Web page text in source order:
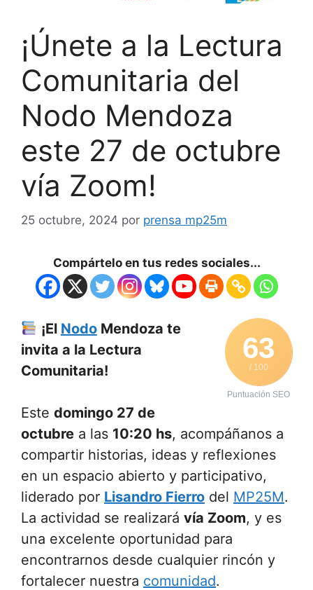
¡Únete a la Lectura
Comunitaria del
Nodo Mendoza
este 27 de octubre
vía Zoom!
25 octubre, 2024 por prensa mp25m
Compártelo en tus redes sociales...
63
/ 100
Puntuación SEO
¡El NodoMendoza te
invita a la Lectura
Comunitaria!
Este domingo 27 de
octubre a las 10:20 hs, acompáñanos a
compartir historias, ideas y reflexiones
en un espacio abierto y participativo,
liderado por Lisandro Fierro del MP25M.
La actividad se realizará vía Zoom, y es
una excelente oportunidad para
encontrarnos desde cualquier rincón y
fortalecer nuestra comunidad.